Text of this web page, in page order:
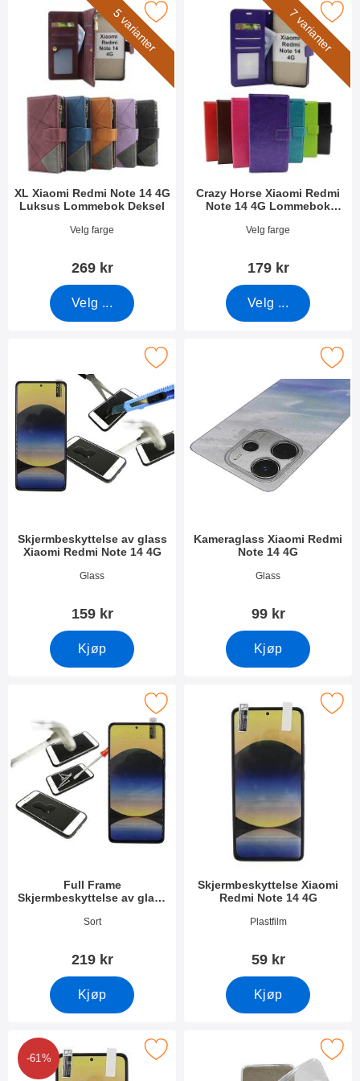
5 varianter
XL Xiaomi Redmi Note 14 4G
Luksus Lommebok Deksel
Varenummer 52753
Velg farge
269 kr
Velg ...
Redmi Note 14 4G Luksus Lommebok Deksel som
7 varianter
Crazy Horse Xiaomi Redmi
Note 14 4G Lommebok
Varenummer 52758
Velg farge
179 kr
Velg ...
Merk crazy Horse Xiaomi Redmi Note 14
Skjermbeskyttelse av glass
Xiaomi Redmi Note 14 4G
Varenummer 52767
Glass
159 kr
Kjøp
av glass Xiaomi Redmi Note 14 4G som favoritt
Kameraglass Xiaomi Redmi
Note 14 4G
Varenummer 52769
Glass
99 kr
Kjøp
Merk kameraglass Xiaomi Redmi
Full Frame
Skjermbeskyttelse av glass
Varenummer 52768
Sort
219 kr
Kjøp
Skjermbeskyttelse av glass Xiaomi Redmi Note 14 4G som
Skjermbeskyttelse Xiaomi
Redmi Note 14 4G
Varenummer 52765
Plastfilm
59 kr
Kjøp
Merk skjermbeskyttelse Xiaomi
-61%
Skjermbeskyttelse Xiaomi Redmi Note 14 4G som
Merk ultra Thin TPU Deksel Xiaomi